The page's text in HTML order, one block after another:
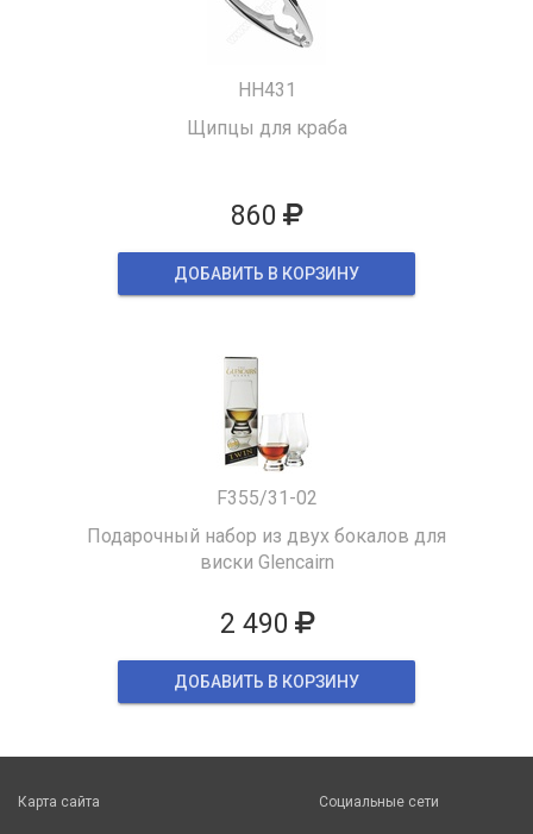
HH431
Щипцы для краба
860
ДОБАВИТЬ В КОРЗИНУ
F355/31-02
Подарочный набор из двух бокалов для
виски Glencairn
2 490
ДОБАВИТЬ В КОРЗИНУ
Карта сайта Социальные сети